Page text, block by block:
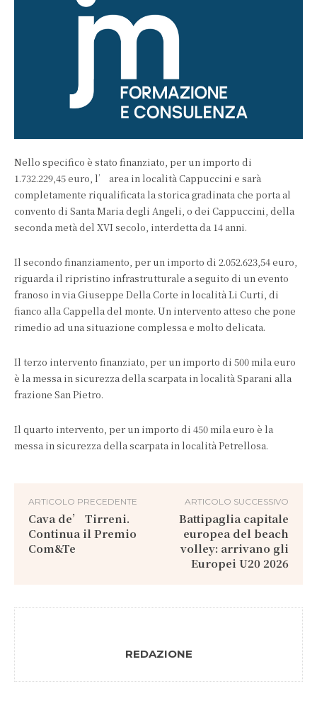
Nello specifico è stato finanziato, per un importo di
1.732.229,45 euro, l’ area in località Cappuccini e sarà
completamente riqualificata la storica gradinata che porta al
convento di Santa Maria degli Angeli, o dei Cappuccini, della
seconda metà del XVI secolo, interdetta da 14 anni.
Il secondo finanziamento, per un importo di 2.052.623,54 euro,
riguarda il ripristino infrastrutturale a seguito di un evento
franoso in via Giuseppe Della Corte in località Li Curti, di
fianco alla Cappella del monte. Un intervento atteso che pone
rimedio ad una situazione complessa e molto delicata.
Il terzo intervento finanziato, per un importo di 500 mila euro
è la messa in sicurezza della scarpata in località Sparani alla
frazione San Pietro.
Il quarto intervento, per un importo di 450 mila euro è la
messa in sicurezza della scarpata in località Petrellosa.
ARTICOLO PRECEDENTE
Cava de’ Tirreni.
Continua il Premio
Com&Te
ARTICOLO SUCCESSIVO
Battipaglia capitale
europea del beach
volley: arrivano gli
Europei U20 2026
REDAZIONE